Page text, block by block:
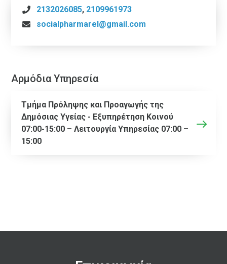
2132026085, 2109961973
socialpharmarel@gmail.com
Αρμόδια Υπηρεσία
Τμήμα Πρόληψης και Προαγωγής της
Δημόσιας Υγείας - Εξυπηρέτηση Κοινού
07:00-15:00 – Λειτουργία Υπηρεσίας 07:00 –
15:00